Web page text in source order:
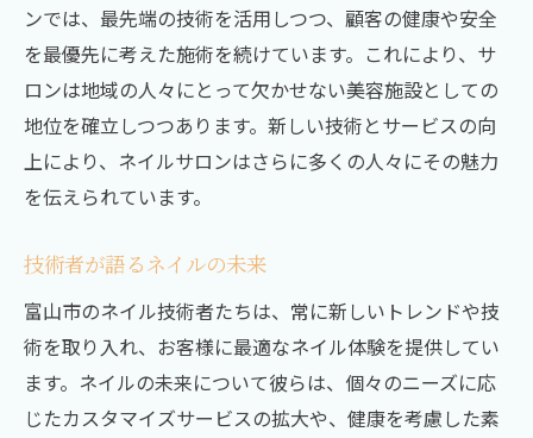
ンでは、最先端の技術を活用しつつ、顧客の健康や安全
を最優先に考えた施術を続けています。これにより、サ
ロンは地域の人々にとって欠かせない美容施設としての
地位を確立しつつあります。新しい技術とサービスの向
上により、ネイルサロンはさらに多くの人々にその魅力
を伝えられています。
技術者が語るネイルの未来
富山市のネイル技術者たちは、常に新しいトレンドや技
術を取り入れ、お客様に最適なネイル体験を提供してい
ます。ネイルの未来について彼らは、個々のニーズに応
じたカスタマイズサービスの拡大や、健康を考慮した素